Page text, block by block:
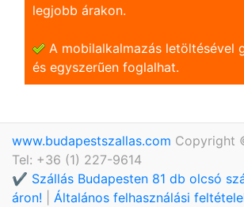
legjobb árakon.
A mobilalkalmazás letöltésével
és egyszerũen foglalhat.
www.budapestszallas.com Copyright
Tel: +36 (1) 227-9614
✔️ Szállás Budapesten 81 db olcsó
áron!
Általános felhasználási